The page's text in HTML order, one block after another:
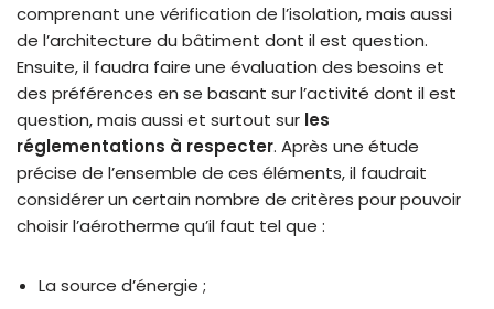
comprenant une vérification de l’isolation, mais aussi
de l’architecture du bâtiment dont il est question.
Ensuite, il faudra faire une évaluation des besoins et
des préférences en se basant sur l’activité dont il est
question, mais aussi et surtout sur les
réglementations à respecter. Après une étude
précise de l’ensemble de ces éléments, il faudrait
considérer un certain nombre de critères pour pouvoir
choisir l’aérotherme qu’il faut tel que :
La source d’énergie ;